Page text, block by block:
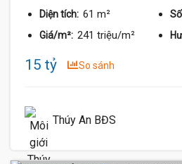
Diện tích: 61 m²
Giá/m²: 241 triệu/m²
15 tỷ So sánh
Thúy An BĐS